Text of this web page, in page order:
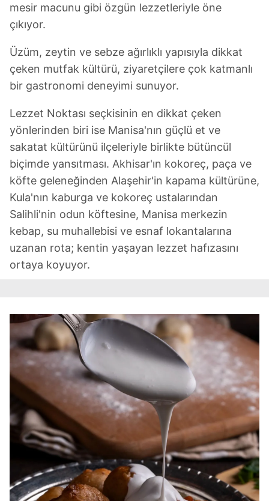
mesir macunu gibi özgün lezzetleriyle öne
çıkıyor.
Üzüm, zeytin ve sebze ağırlıklı yapısıyla dikkat
çeken mutfak kültürü, ziyaretçilere çok katmanlı
bir gastronomi deneyimi sunuyor.
Lezzet Noktası seçkisinin en dikkat çeken
yönlerinden biri ise Manisa'nın güçlü et ve
sakatat kültürünü ilçeleriyle birlikte bütüncül
biçimde yansıtması. Akhisar'ın kokoreç, paça ve
köfte geleneğinden Alaşehir'in kapama kültürüne,
Kula'nın kaburga ve kokoreç ustalarından
Salihli'nin odun köftesine, Manisa merkezin
kebap, su muhallebisi ve esnaf lokantalarına
uzanan rota; kentin yaşayan lezzet hafızasını
ortaya koyuyor.